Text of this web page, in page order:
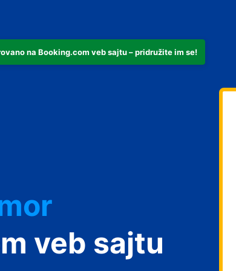
na Booking.com veb sajtu – pridružite im se!
veb sajtu